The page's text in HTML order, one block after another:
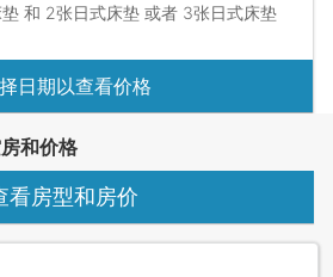
和 2张日式床垫 或者 3张日式床垫
日期以查看价格
和价格
看房型和房价